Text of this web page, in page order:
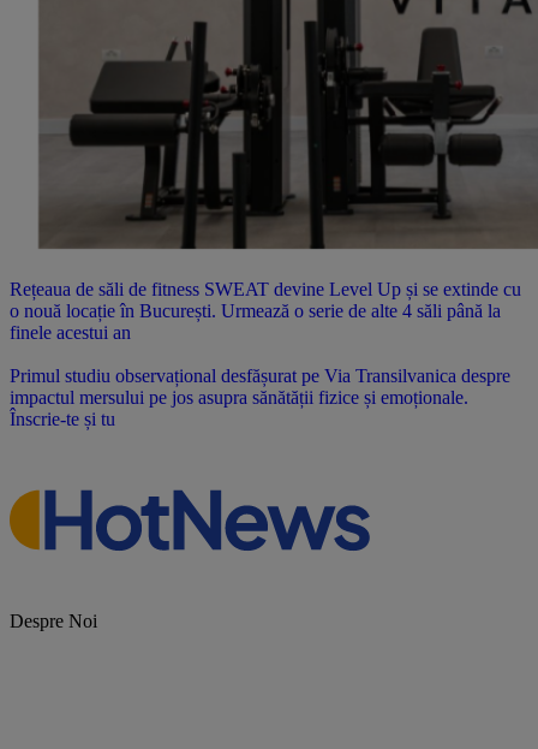
Rețeaua de săli de fitness SWEAT devine Level Up și se extinde cu
o nouă locație în București. Urmează o serie de alte 4 săli până la
finele acestui an
Primul studiu observațional desfășurat pe Via Transilvanica despre
impactul mersului pe jos asupra sănătății fizice și emoționale.
Înscrie-te și tu
Despre Noi